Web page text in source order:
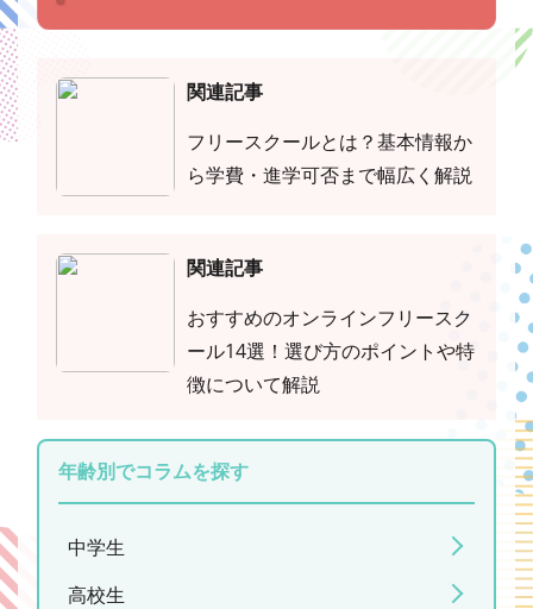
関連記事
フリースクールとは？基本情報か
ら学費・進学可否まで幅広く解説
関連記事
おすすめのオンラインフリースク
ール14選！選び方のポイントや特
徴について解説
年齢別でコラムを探す
中学生
高校生